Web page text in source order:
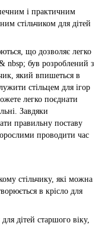
і практичним
стільчиком для дітей
що дозволяє легко
nbsp; був розроблений з
який впишеться в
стільцем для ігор
легко поєднати
Завдяки
правильну поставу
проводити час
стільчику, які можна
в крісло для
дітей старшого віку,